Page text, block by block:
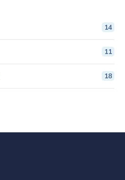
14
11
18